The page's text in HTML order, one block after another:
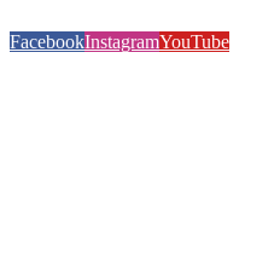
FacebookInstagramYouTube